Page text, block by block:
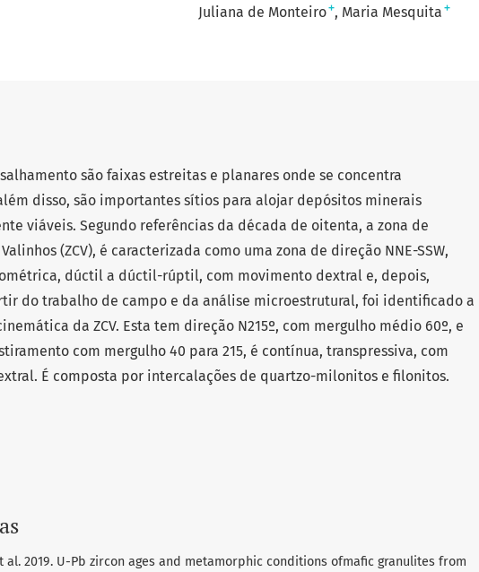
Juliana de Monteiro+ Maria Mesquita +
são faixas estreitas e planares onde se concentra
disso, são importantes sítios para alojar depósitos minerais
viáveis. Segundo referências da década de oitenta, a zona de
(ZCV), é caracterizada como uma zona de direção NNE-SSW,
dúctil a dúctil-rúptil, com movimento dextral e, depois,
do trabalho de campo e da análise microestrutural, foi identificado a
da ZCV. Esta tem direção N215º, com mergulho médio 60º, e
com mergulho 40 para 215, é contínua, transpressiva, com
É composta por intercalações de quartzo-milonitos e filonitos.
al. 2019. U-Pb zircon ages and metamorphic conditions ofmafic granulites from